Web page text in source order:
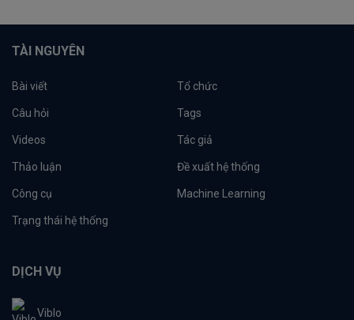
TÀI NGUYÊN
Bài viết Tổ chức
Câu hỏi Tags
Videos Tác giả
Thảo luận Đề xuất hệ thống
Công cụ Machine Learning
Trạng thái hệ thống
DỊCH VỤ
Viblo